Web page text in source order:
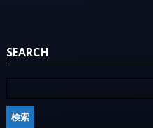
SEARCH